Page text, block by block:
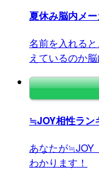
夏休み脳内メ
名前を入れる
えているのか
≒JOY相性ラン
あなたが≒JOY
わかります！